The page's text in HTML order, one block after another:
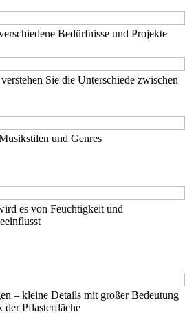
Bedürfnisse und Projekte
Sie die Unterschiede zwischen
und Genres
es von Feuchtigkeit und
– kleine Details mit großer Bedeutung
Pflasterfläche